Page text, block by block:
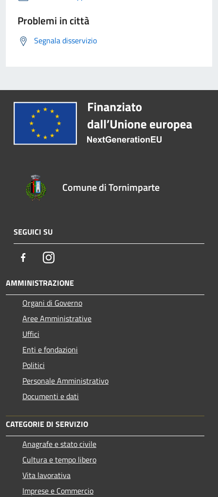
Problemi in città
Segnala disservizio
Comune di Tornimparte
SEGUICI SU
FacebookInstagram
AMMINISTRAZIONE
Organi di Governo
Aree Amministrative
Uffici
Enti e fondazioni
Politici
Personale Amministrativo
Documenti e dati
CATEGORIE DI SERVIZIO
Anagrafe e stato civile
Cultura e tempo libero
Vita lavorativa
Imprese e Commercio